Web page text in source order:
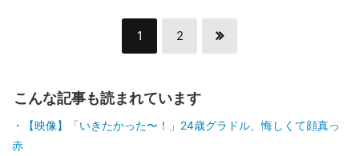
1 2
こんな記事も読まれています
【映像】「いきたかった〜！」24歳グラドル、悔しくて顔真っ
赤